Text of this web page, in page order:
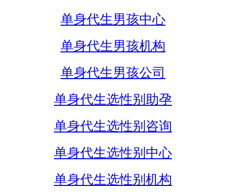
单身代生男孩中心
单身代生男孩机构
单身代生男孩公司
单身代生选性别助孕
单身代生选性别咨询
单身代生选性别中心
单身代生选性别机构